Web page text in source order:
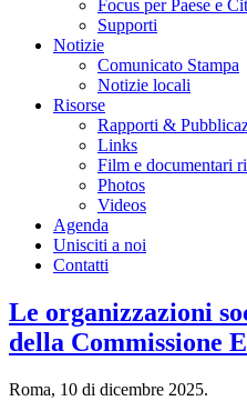
Focus per Paese e
Supporti
Notizie
Comunicato Stampa
Notizie locali
Risorse
Rapporti &
Links
Film e documentari
Photos
Videos
Agenda
Unisciti a noi
Contatti
Le organizzazioni
della Commissione
Roma, 10 di dicembre 2025.